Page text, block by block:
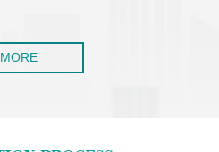
MORE